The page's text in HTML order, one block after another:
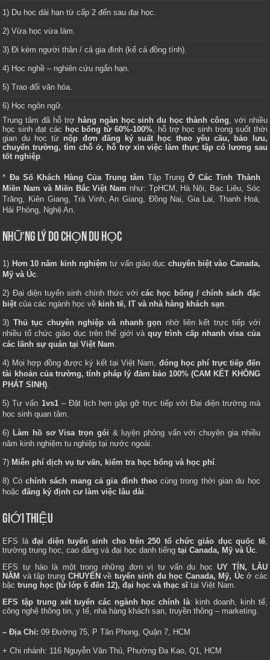
1) Du học dài hạn từ cấp 2 đến sau đại học.
2) Vừa học vừa làm.
3) Đi kèm người thân / cả gia đình (kể cả đồng tính).
4) Học nghề – nghiên cứu ngắn hạn.
5) Trao đổi văn hóa.
6) Học ngôn ngữ.
Trung tâm đã hỗ trợ hàng ngàn học sinh du học thành công, với nhiều
học sinh đạt các học bổng từ 60%-100%, hỗ trợ học sinh trong suốt thời
gian du học từ nộp đơn đăng ký suất học theo yêu cầu, bảo lưu,
chuyển trường, tìm chỗ ở, hỗ trợ xin việc làm thực tập có lương sau
tốt nghiệp.
* Đa Số Khách Hàng Của Trung tâm Tập TrungỞ Các Tỉnh Thành
Miền Nam và Miền Bắc Việt Nam như: TpHCM, Hà Nội, Bạc Liêu, Sóc
Trăng, Kiên Giang, Trà Vinh, An Giang, Đồng Nai, Gia Lai, Thanh Hoá,
Hải Phòng, Nghệ An.
NHỮNG LÝ DO CHỌN DU HỌC
1) Hơn 10 năm kinh nghiệm tư vấn giáo dục chuyên biệt vào Canada,
Mỹ và Úc.
2) Đại diện tuyển sinh chính thức vớicác học bổng / chính sách đặc
biệt của các ngành học về kinh tế, IT và nhà hàng khách sạn.
3) Thủ tục chuyên nghiệp và nhanh gọn nhờ liên kết trực tiếp với
nhiều tổ chức giáo dục trên thế giới vàquy trình cấp nhanh visa của
các lãnh sự quán tại Việt Nam.
4) Mọi hợp đồng được ký kết tại Việt Nam, đóng học phí trực tiếp đến
tài khoản của trường, tính pháp lý đảm bảo 100% (CAM KẾT KHÔNG
PHÁT SINH).
5) Tư vấn 1vs1– Đặt lịch hẹn gặp gỡ trực tiếp với Đại diện trường mà
học sinh quan tâm.
6) Làm hồ sơ Visa trọn gói & luyện phỏng vấn với chuyên gia nhiều
năm kinh nghiệm tu nghiệp tại nước ngoài.
7) Miễn phí dịch vụ tư vấn, kiểm tra học bổng và học phí.
8) Cóchính sách mang cả gia đình theocùng trong thời gian du học
hoặcđăng ký định cư làm việc lâu dài.
GIỚI THIỆU
EFS làđại diện tuyển sinh cho trên 250 tổ chức giáo dục quốc tế,
trường trung học, cao đẳng và đại học danh tiếng tại Canada, Mỹ và Úc.
EFS tự hào là một trong những đơn vị tư vấn du học UY TÍN, LÂU
NĂM và tập trung CHUYÊN về tuyển sinh du học Canada, Mỹ, Úcở các
bậctrung học (từ lớp 6 đến 12), đại học và thạc sĩtại Việt Nam.
EFS tập trung xét tuyển các ngành học chính là: kinh doanh, kinh tế,
công nghệ thông tin, y tế, nhà hàng khách sạn, truyền thông – marketing.
– Địa Chỉ: 09 Đường 75, P Tân Phong, Quận 7, HCM
+ Chi nhánh: 116 Nguyễn Văn Thủ, Phường Đa Kao, Q1, HCM